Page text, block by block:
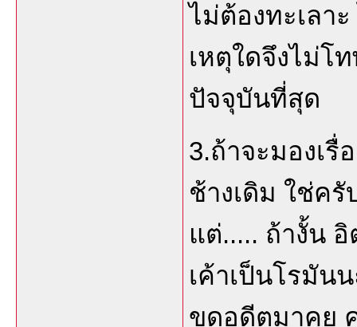
ไม่ต้องทะเลา
เหตุใดจึงไม่โ
ปัจจุบันที่สุด
3.ถ้าจะมองเ
ช้างเดิม ใช่ค
แต่..... ถ้างั้น
เค้าเป็นโรมัน
ขุดอดีตมาคุย